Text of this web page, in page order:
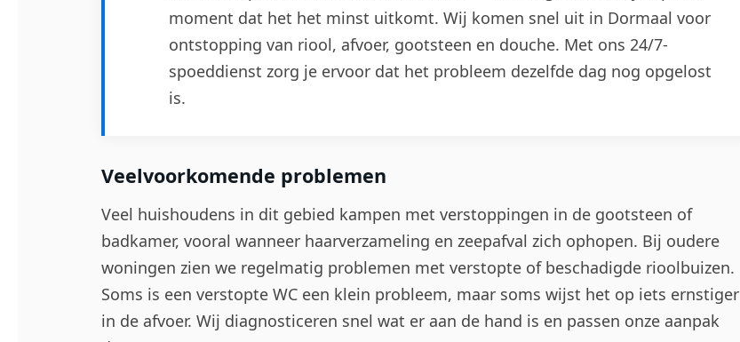
moment dat het het minst uitkomt. Wij komen snel uit in Dormaal voor
ontstopping van riool, afvoer, gootsteen en douche. Met ons 24/7-
spoeddienst zorg je ervoor dat het probleem dezelfde dag nog opgelost
is.
Veelvoorkomende problemen
Veel huishoudens in dit gebied kampen met verstoppingen in de gootsteen of
badkamer, vooral wanneer haarverzameling en zeepafval zich ophopen. Bij oudere
woningen zien we regelmatig problemen met verstopte of beschadigde rioolbuizen.
Soms is een verstopte WC een klein probleem, maar soms wijst het op iets ernstiger
in de afvoer. Wij diagnosticeren snel wat er aan de hand is en passen onze aanpak